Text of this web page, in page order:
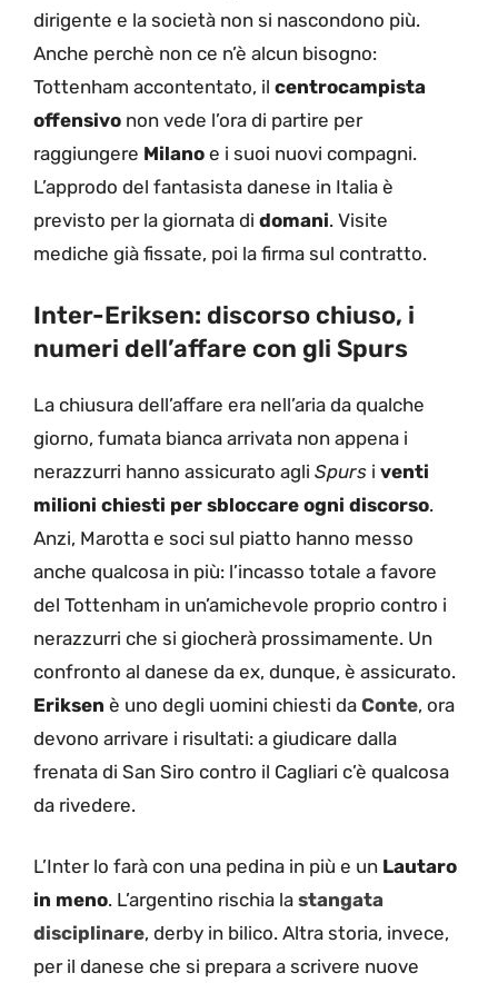
dirigente e la società non si nascondono più.
Anche perchè non ce n’è alcun bisogno:
Tottenham accontentato, il centrocampista
offensivo non vede l’ora di partire per
raggiungere Milano e i suoi nuovi compagni.
L’approdo del fantasista danese in Italia è
previsto per la giornata di domani. Visite
mediche già fissate, poi la firma sul contratto.
Inter-Eriksen: discorso chiuso, i
numeri dell’affare con gli Spurs
La chiusura dell’affare era nell’aria da qualche
giorno, fumata bianca arrivata non appena i
nerazzurri hanno assicurato agli Spurs i venti
milioni chiesti per sbloccare ogni discorso.
Anzi, Marotta e soci sul piatto hanno messo
anche qualcosa in più: l’incasso totale a favore
del Tottenham in un’amichevole proprio contro i
nerazzurri che si giocherà prossimamente. Un
confronto al danese da ex, dunque, è assicurato.
Eriksen è uno degli uomini chiesti da Conte, ora
devono arrivare i risultati: a giudicare dalla
frenata di San Siro contro il Cagliari c’è qualcosa
da rivedere.
L’Inter lo farà con una pedina in più e un Lautaro
in meno. L’argentino rischia la stangata
disciplinare, derby in bilico. Altra storia, invece,
per il danese che si prepara a scrivere nuove